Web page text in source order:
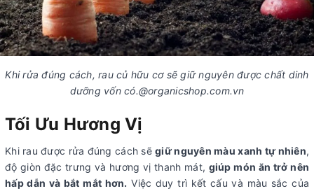
Khi rửa đúng cách, rau củ hữu cơ sẽ giữ nguyên được chất dinh
dưỡng vốn có.@organicshop.com.vn
Tối Ưu Hương Vị
Khi rau được rửa đúng cách sẽgiữ nguyên màu xanh tự nhiên,
độ giòn đặc trưng và hương vị thanh mát, giúp món ăn trở nên
hấp dẫn và bắt mắt hơn. Việc duy trì kết cấu và màu sắc của